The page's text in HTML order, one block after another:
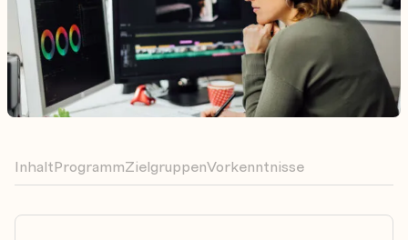
InhaltProgrammZielgruppenVorkenntnisse